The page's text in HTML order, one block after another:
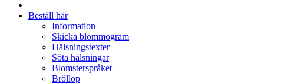
Beställ här
Information
Skicka blommogram
Hälsningstexter
Söta hälsningar
Blomsterspråket
Bröllop